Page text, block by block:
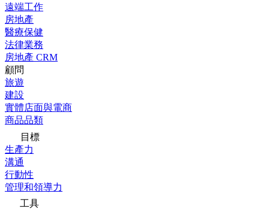
遠端工作
房地產
醫療保健
法律業務
房地產 CRM
顧問
旅遊
建設
實體店面與電商
商品品類
目標
生產力
溝通
行動性
管理和領導力
工具